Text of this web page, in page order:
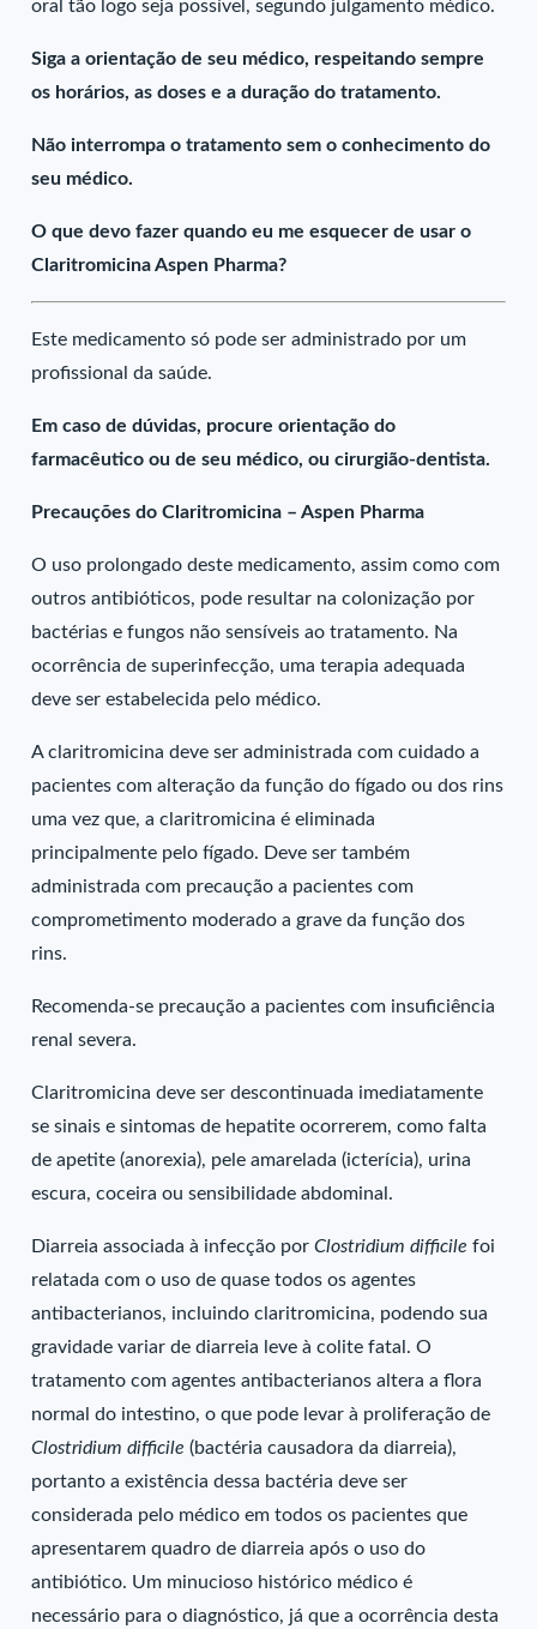
oral tão logo seja possível, segundo julgamento médico.
Siga a orientação de seu médico, respeitando sempre
os horários, as doses e a duração do tratamento.
Não interrompa o tratamento sem o conhecimento do
seu médico.
O que devo fazer quando eu me esquecer de usar o
Claritromicina Aspen Pharma?
Este medicamento só pode ser administrado por um
profissional da saúde.
Em caso de dúvidas, procure orientação do
farmacêutico ou de seu médico, ou cirurgião-dentista.
Precauções do Claritromicina – Aspen Pharma
O uso prolongado deste medicamento, assim como com
outros antibióticos, pode resultar na colonização por
bactérias e fungos não sensíveis ao tratamento. Na
ocorrência de superinfecção, uma terapia adequada
deve ser estabelecida pelo médico.
A claritromicina deve ser administrada com cuidado a
pacientes com alteração da função do fígado ou dos rins
uma vez que, a claritromicina é eliminada
principalmente pelo fígado. Deve ser também
administrada com precaução a pacientes com
comprometimento moderado a grave da função dos
rins.
Recomenda-se precaução a pacientes com insuficiência
renal severa.
Claritromicina deve ser descontinuada imediatamente
se sinais e sintomas de hepatite ocorrerem, como falta
de apetite (anorexia), pele amarelada (icterícia), urina
escura, coceira ou sensibilidade abdominal.
Diarreia associada à infecção porClostridium difficile foi
relatada com o uso de quase todos os agentes
antibacterianos, incluindo claritromicina, podendo sua
gravidade variar de diarreia leve à colite fatal. O
tratamento com agentes antibacterianos altera a flora
normal do intestino, o que pode levar à proliferação de
Clostridium difficile (bactéria causadora da diarreia),
portanto a existência dessa bactéria deve ser
considerada pelo médico em todos os pacientes que
apresentarem quadro de diarreia após o uso do
antibiótico. Um minucioso histórico médico é
necessário para o diagnóstico, já que a ocorrência desta